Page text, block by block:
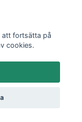
gentlemen
att fortsätta på
cookies.